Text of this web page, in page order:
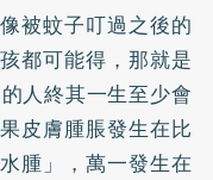
被蚊子叮過之後的
都可能得，那就是
人終其一生至少會
皮膚腫脹發生在比
腫」，萬一發生在